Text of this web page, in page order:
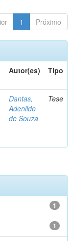
1 Próximo
Autor(es) Tipo
Dantas,
Adenilde
de Souza
Tese
1
1